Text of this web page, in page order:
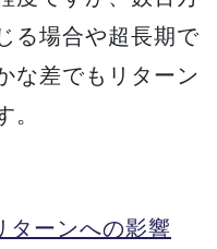
る場合や超長期で
な差でもリターン
ターンへの影響